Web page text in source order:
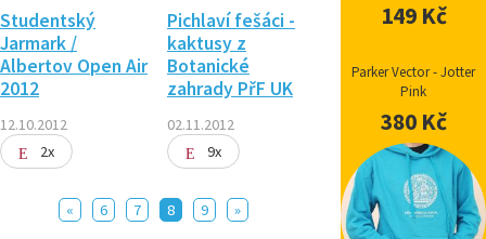
Studentský
Jarmark /
Albertov Open Air
2012
12.10.2012
2x
Pichlaví fešáci -
kaktusy z
Botanické
zahrady PřF UK
02.11.2012
9x
« 6 7 8 9 »
149 Kč
Parker Vector - Jotter
Pink
380 Kč